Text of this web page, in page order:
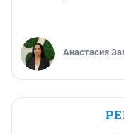
Анастасия